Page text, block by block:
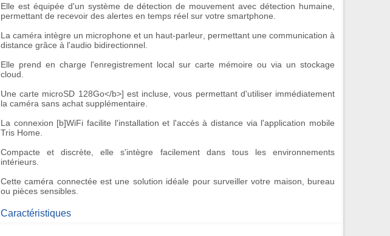
Elle est équipée d'un système dedétection de mouvement avec détection humaine,
permettant de recevoir des alertes en temps réel sur votre smartphone.
La caméra intègre un microphone et un haut-parleur , permettant une communication à
distance grâce à l'audio bidirectionnel
Elle prend en charge l'enregistrement local sur carte mémoire ou via un stockage
cloud.
Unecarte microSD 128Go</b>] est incluse, vous permettant d'utiliser immédiatement
la caméra sans achat supplémentaire.
La connexion [b]WiFi facilite l'installation et l'accès à distance via l'application mobile
Tris Home
Compacte et discrète, elle s'intègre facilement dans tous les environnements
intérieurs.
Cettecaméra connectée est une solution idéale pour surveiller votre maison, bureau
ou pièces sensibles.
Caractéristiques